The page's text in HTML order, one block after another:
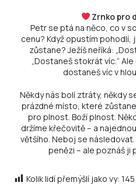
Zrnko pro
Petr se ptá na něco, co v
cenu? Když opustím
zůstane? Ježíš neříká:
„Dostaneš stokrát víc.“
dostaneš víc v
Někdy nás bolí ztráty, někdy
prázdné místo, které
pro plnost. Boží plnost.
držíme křečovitě – a
většího. Neboj se
penězi – ale poznáš ji
Kolik lidí přemýšlí jako vy: 145